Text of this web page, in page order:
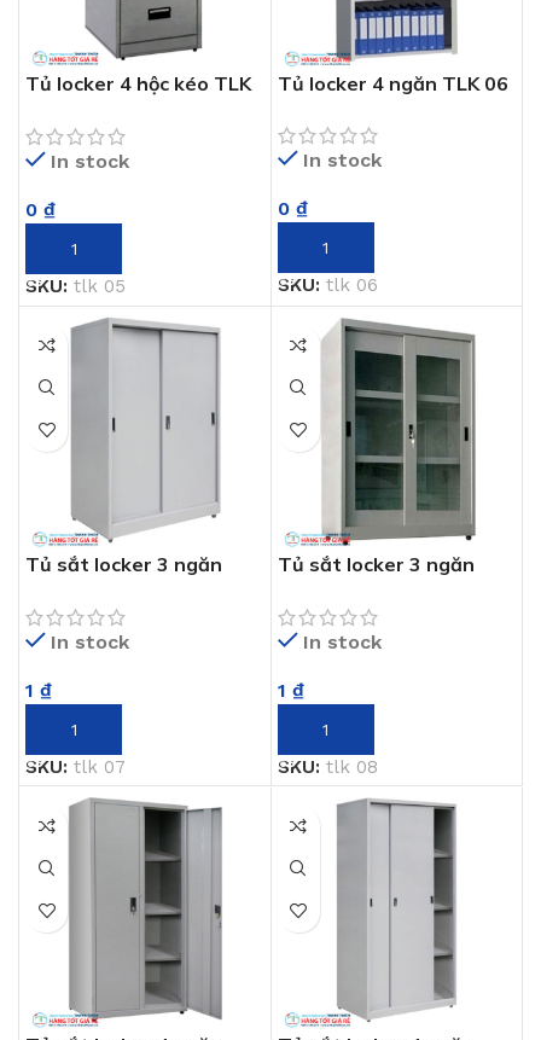
Tủ locker 4 hộc kéo TLK
In stock
0 ₫
THÊM VÀO GIỎ HÀNG
SKU: tlk 05
Tủ locker 4 ngăn TLK 06
In stock
0 ₫
THÊM VÀO GIỎ HÀNG
SKU: tlk 06
Tủ sắt locker 3 ngăn
In stock
1 ₫
THÊM VÀO GIỎ HÀNG
SKU: tlk 07
Tủ sắt locker 3 ngăn
In stock
1 ₫
THÊM VÀO GIỎ HÀNG
SKU: tlk 08